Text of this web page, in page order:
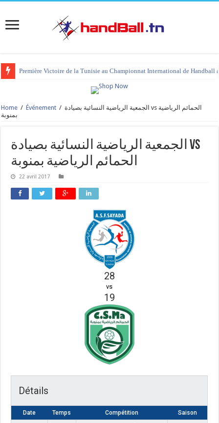
Première Victoire de la Tunisie au Championnat International de Handball
Home / Événement / الجمعية الرياضية النسائية بصيادة vs الحمائم الرياضية
بمنوبة
الجمعية الرياضية النسائية بصيادة vs
الحمائم الرياضية بمنوبة
22 avril 2017
28
vs
19
Détails
Date Temps Compétition Saison